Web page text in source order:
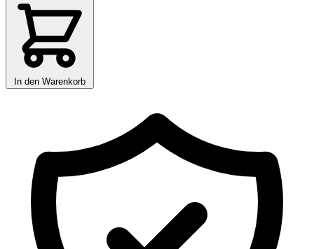
In den Warenkorb